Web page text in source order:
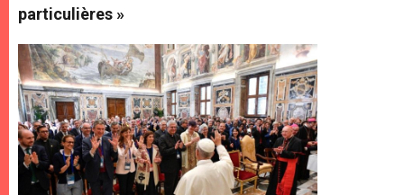
particulières »